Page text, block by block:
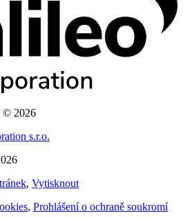
© 2026
s.r.o.
, Vytisknout
, Prohlášení o ochraně soukromí